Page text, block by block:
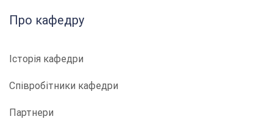
Про кафедру
Історія кафедри
Співробітники кафедри
Партнери